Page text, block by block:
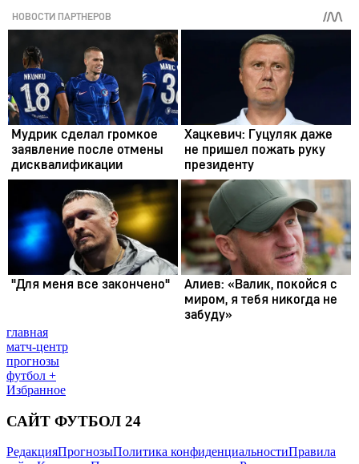
главная
матч-центр
прогнозы
футбол +
Избранное
САЙТ ФУТБОЛ 24
РедакцияПрогнозыПолитика конфиденциальностиПравила